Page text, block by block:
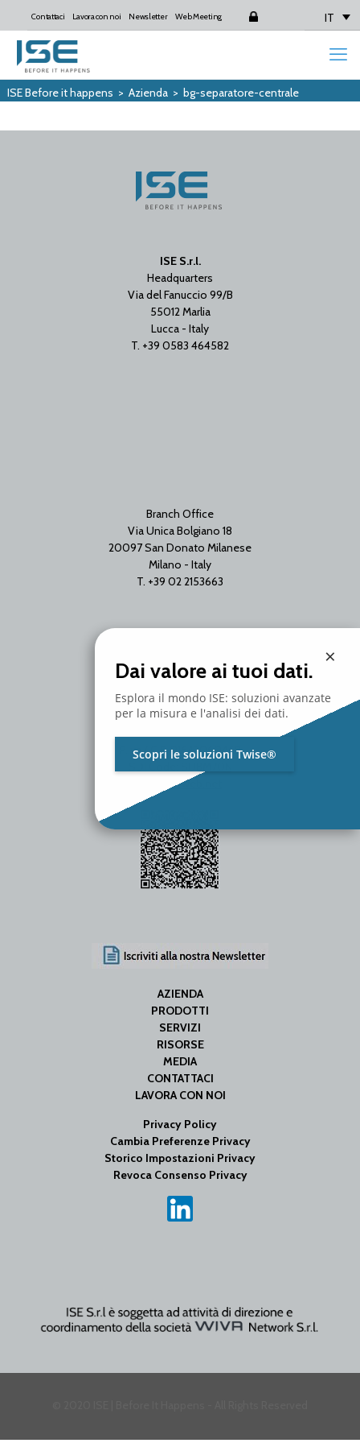
Contattaci Lavora con noi Newsletter Web Meeting IT
ISE Before it happens > Azienda> bg-separatore-centrale
ISE S.r.l.
Headquarters
Via del Fanuccio 99/B
55012 Marlia
Lucca - Italy
T. +39 0583 464582
Branch Office
Via Unica Bolgiano 18
20097 San Donato Milanese
Milano - Italy
T. +39 02 2153663
P.Iva / C.F. 01642060469
info@iseweb.net
AZIENDA
PRODOTTI
SERVIZI
RISORSE
MEDIA
CONTATTACI
LAVORA CON NOI
Privacy Policy
Cambia Preferenze Privacy
Storico Impostazioni Privacy
Revoca Consenso Privacy
×
Dai valore ai tuoi dati.
Esplora il mondo ISE: soluzioni avanzate
per la misura e l'analisi dei dati.
Scopri le soluzioni Twise®